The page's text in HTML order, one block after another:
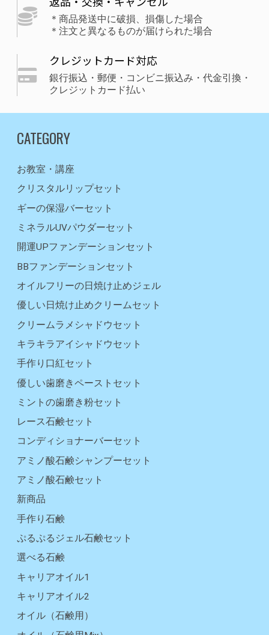
＊商品発送中に破損、損傷した場合
＊注文と異なるものが届けられた場合
クレジットカード対応
銀行振込・郵便・コンビニ振込み・代金引換・
クレジットカード払い
CATEGORY
お教室・講座
クリスタルリップセット
ギーの保湿バーセット
ミネラルUVパウダーセット
開運UPファンデーションセット
BBファンデーションセット
オイルフリーの日焼け止めジェル
優しい日焼け止めクリームセット
クリームラメシャドウセット
キラキラアイシャドウセット
手作り口紅セット
優しい歯磨きペーストセット
ミントの歯磨き粉セット
レース石鹸セット
コンディショナーバーセット
アミノ酸石鹸シャンプーセット
アミノ酸石鹸セット
新商品
手作り石鹸
ぷるぷるジェル石鹸セット
選べる石鹸
キャリアオイル1
キャリアオイル2
オイル（石鹸用）